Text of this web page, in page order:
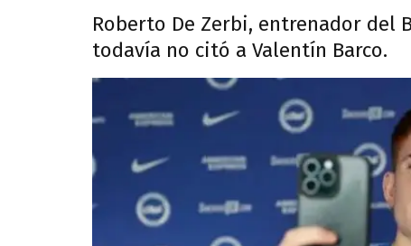
Roberto De Zerbi, entrenador
todavía no citó a Valentín Barco.